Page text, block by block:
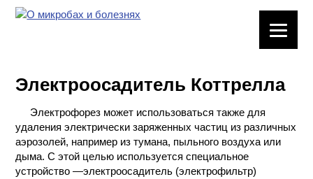
ХИМИЧЕСКАЯ
ВРЕДНЫЕ
ФАКТОРЫ
Электроосадитель Коттрелла
Электрофорез может использоваться также для
удаления электрически заряженных частиц из различных
аэрозолей, например из тумана, пыльного воздуха или
дыма. С этой целью используется специальное
устройство —электроосадитель (электрофильтр)